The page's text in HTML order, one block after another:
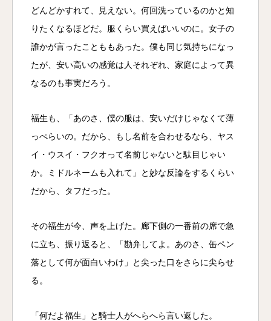
どんどかすれて、見えない。何回洗っているのかと知
りたくなるほどだ。服くらい買えばいいのに。女子の
誰かが言ったことももあった。僕も同じ気持ちになっ
たが、安い高いの感覚は人それぞれ、家庭によって異
なるのも事実だろう。
福生も、「あのさ、僕の服は、安いだけじゃなくて薄
っぺらいの。だから、もし名前を合わせるなら、ヤス
イ・ウスイ・フクオって名前じゃないと駄目じゃい
か。ミドルネームも入れて」と妙な反論をするくらい
だから、タフだった。
その福生が今、声を上げた。廊下側の一番前の席で急
に立ち、振り返ると、「勘弁してよ。あのさ、缶ペン
落として何が面白いわけ」と尖った口をさらに尖らせ
る。
「何だよ福生」と騎士人がへらへら言い返した。